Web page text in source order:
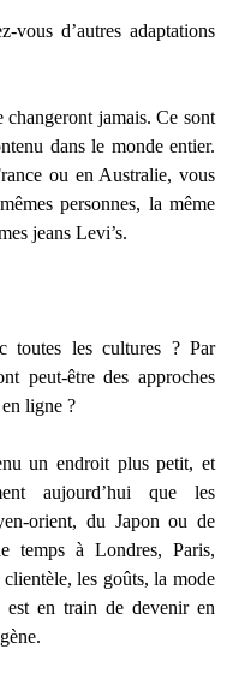
d’autres adaptations
changeront jamais. Ce sont
dans le monde entier.
ou en Australie, vous
personnes, la même
jeans Levi’s.
toutes les cultures ? Par
peut-être des approches
ligne ?
un endroit plus petit, et
aujourd’hui que les
orient, du Japon ou de
temps à Londres, Paris,
les goûts, la mode
en train de devenir en